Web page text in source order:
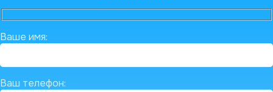
Ваше имя:
Ваш телефон: